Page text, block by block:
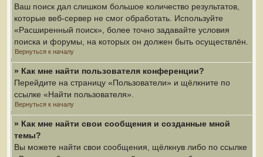
Ваш поиск дал слишком большое количество результатов,
которые веб-сервер не смог обработать. Используйте
«Расширенный поиск», более точно задавайте условия
поиска и форумы, на которых он должен быть осуществлён.
Вернуться к началу
» Как мне найти пользователя конференции?
Перейдите на страницу «Пользователи» и щёлкните по
ссылке «Найти пользователя».
Вернуться к началу
» Как мне найти свои сообщения и созданные мной
темы?
Вы можете найти свои сообщения, щёлкнув либо по ссылке